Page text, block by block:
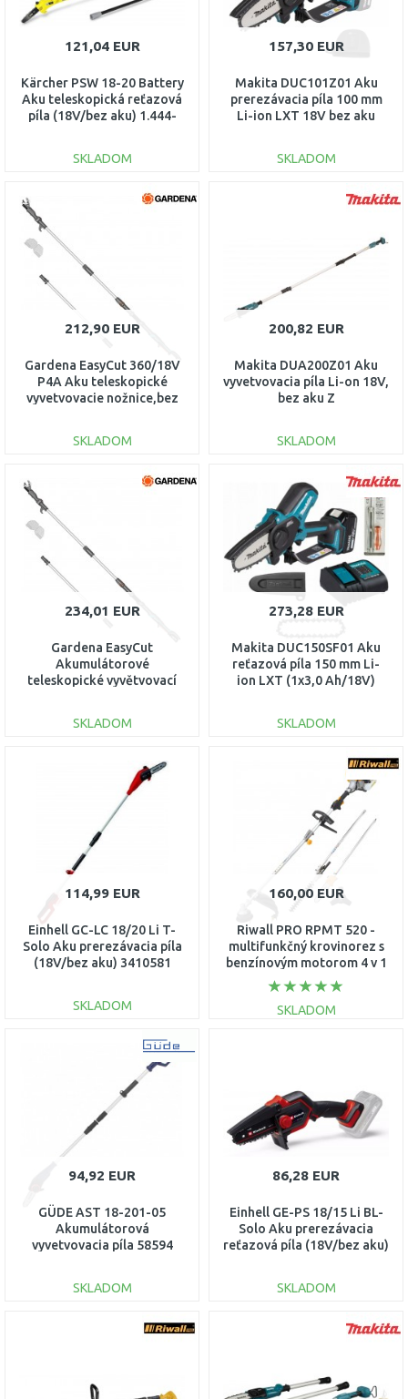
121,04 EUR
Kärcher PSW 18-20 Battery
Aku teleskopická reťazová
píla (18V/bez aku) 1.444-
SKLADOM
DO KOŠÍKA
157,30 EUR
Makita DUC101Z01 Aku
prerezávacia píla 100 mm
Li-ion LXT 18V bez aku
SKLADOM
DO KOŠÍKA
212,90 EUR
Gardena EasyCut 360/18V
P4A Aku teleskopické
vyvetvovacie nožnice,bez
SKLADOM
DO KOŠÍKA
200,82 EUR
Makita DUA200Z01 Aku
vyvetvovacia píla Li-on 18V,
bez aku Z
SKLADOM
DO KOŠÍKA
Porovnať
234,01 EUR
Gardena EasyCut
Akumulátorové
teleskopické vyvětvovací
SKLADOM
Porovnať
273,28 EUR
Makita DUC150SF01 Aku
reťazová píla 150 mm Li-
ion LXT (1x3,0 Ah/18V)
SKLADOM
DO KOŠÍKA
114,99 EUR
Einhell GC-LC 18/20 Li T-
Solo Aku prerezávacia píla
(18V/bez aku) 3410581
SKLADOM
DO KOŠÍKA
160,00 EUR
Riwall PRO RPMT 520 -
multifunkčný krovinorez s
benzínovým motorom 4 v 1
PB41A2001095B
SKLADOM
94,92 EUR
GÜDE AST 18-201-05
Akumulátorová
vyvetvovacia píla 58594
SKLADOM
DO KOŠÍKA
86,28 EUR
Einhell GE-PS 18/15 Li BL-
Solo Aku prerezávacia
reťazová píla (18V/bez aku)
SKLADOM
DO KOŠÍKA